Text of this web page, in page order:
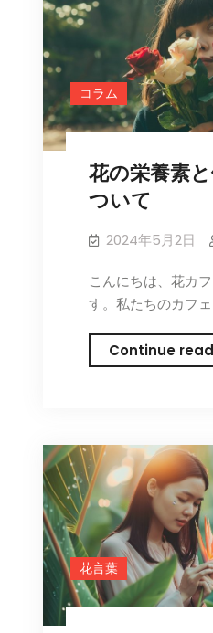
コラム
花の栄養素
ついて
2024年5月2日
こんにちは、花カ
す。私たちのカフ
Continue
花言葉